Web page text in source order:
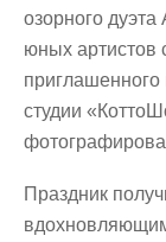
озорного
юных артистов
приглашенного
студии
Праздник